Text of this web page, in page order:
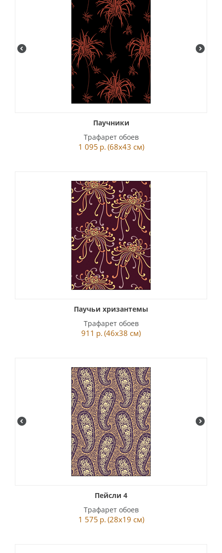
Паучники
Трафарет обоев
1 095 р. (68x43 см)
Паучьи хризантемы
Трафарет обоев
911 р. (46x38 см)
Пейсли 4
Трафарет обоев
1 575 р. (28x19 см)